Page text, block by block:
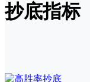
抄底指标